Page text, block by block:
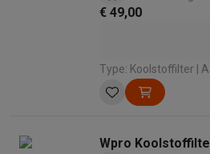
€ 49,00
Wpro